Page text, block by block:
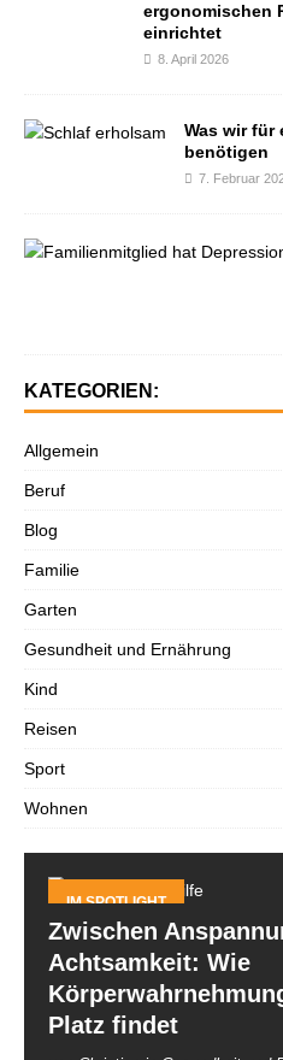
ergonomischen
einrichtet
8. April 2026
Was wir für
benötigen
7. Februar
KATEGORIEN:
Allgemein
Beruf
Blog
Familie
Garten
Gesundheit und Ernährung
Kind
Reisen
Sport
Wohnen
IM SPOTLIGHT
Zwischen
Achtsamkeit: Wie
Platz findet